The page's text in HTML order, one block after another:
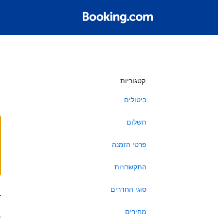
קטגוריות
ביטולים
תשלום
פרטי הזמנה
התקשרויות
סוגי החדרים
מחירים